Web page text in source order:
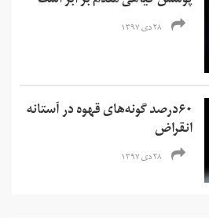
۲۸ دی ۱۳۹۷
۶۰درصد گونه‌های قهوه در آستانه
انقراض
۲۸ دی ۱۳۹۷